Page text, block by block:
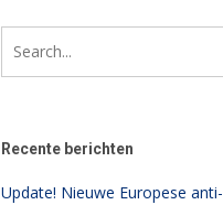
Recente berichten
Update! Nieuwe Europese anti-